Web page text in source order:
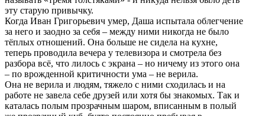
эту старую привычку.
Когда Иван Григорьевич умер, Даша испытала облегчение
за него и заодно за себя – между ними никогда не было
тёплых отношений. Она больше не сидела на кухне,
теперь проводила вечера у телевизора и смотрела без
разбора всё, что лилось с экрана – но ничему из этого она
– по врожденной критичности ума – не верила.
Она не верила и людям, тяжело с ними сходилась и на
работе не завела себе друзей или хотя бы знакомых. Так и
каталась полым прозрачным шаром, вписанным в полый